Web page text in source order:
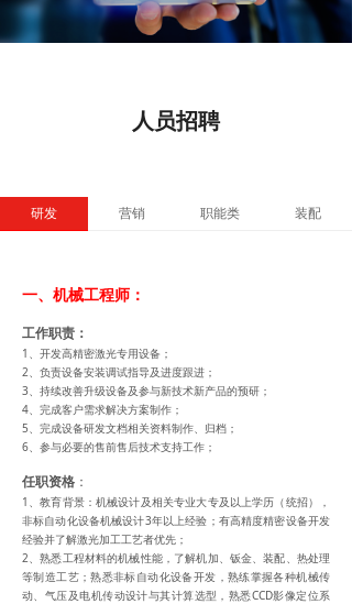
新闻资讯
研发 营销 职能类 装配
一、机械工程师：
工作职责：
1、开发高精密激光专用设备；
2、负责设备安装调试指导及进度跟进；
3、持续改善升级设备及参与新技术新产品的预研；
4、完成客户需求解决方案制作；
5、完成设备研发文档相关资料制作、归档；
6、参与必要的售前售后技术支持工作；
任职资格 ：
1、教育背景：机械设计及相关专业大专及以上学历（统招），
非标自动化设备机械设计3年以上经验；有高精度精密设备开发
经验并了解激光加工工艺者优先；
2、熟悉工程材料的机械性能，了解机加、钣金、装配、热处理
等制造工艺；熟悉非标自动化设备开发，熟练掌握各种机械传
动、气压及电机传动设计与其计算选型，熟悉CCD影像定位系
人员招聘